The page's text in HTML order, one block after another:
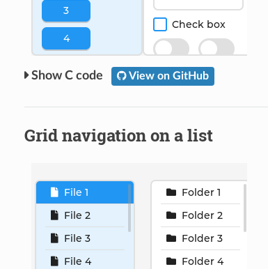
C code View on GitHub
Grid navigation on a list